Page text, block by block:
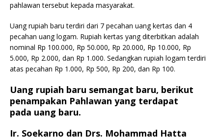
pahlawan tersebut kepada masyarakat.
Uang rupiah baru terdiri dari 7 pecahan uang kertas dan 4
pecahan uang logam. Rupiah kertas yang diterbitkan adalah
nominal Rp 100.000, Rp 50.000, Rp 20.000, Rp 10.000, Rp
5.000, Rp 2.000, dan Rp 1.000. Sedangkan rupiah logam terdiri
atas pecahan Rp 1.000, Rp 500, Rp 200, dan Rp 100.
Uang rupiah baru semangat baru, berikut
penampakan Pahlawan yang terdapat
pada uang baru.
Ir. Soekarno dan Drs. Mohammad Hatta